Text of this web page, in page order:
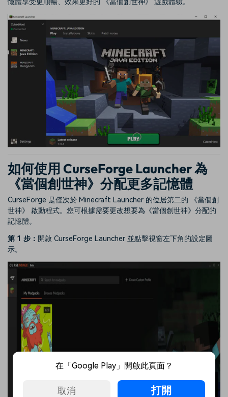
憶體享受更順暢、效果更好的 《當個創世神》 遊戲體驗。
如何使用 CurseForge Launcher 為
《當個創世神》分配更多記憶體
CurseForge 是僅次於 Minecraft Launcher 的位居第二的 《當個創
世神》 啟動程式。您可根據需要更改想要為《當個創世神》分配的
記憶體。
第 1 步： 開啟 CurseForge Launcher 並點擊視窗左下角的設定圖
示。
在「Google Play」開啟此頁面？
取消 打開